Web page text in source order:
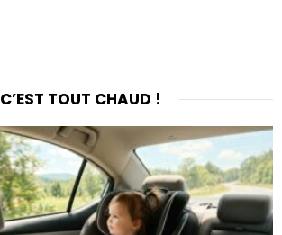
C’EST TOUT CHAUD !